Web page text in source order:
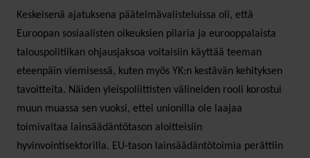
Keskeisenä ajatuksena päätelmävalisteluissa oli, että
Euroopan sosiaalisten oikeuksien pilaria ja eurooppalaista
talouspolitiikan ohjausjaksoa voitaisiin käyttää teeman
eteenpäin viemisessä, kuten myös YK:n kestävän kehityksen
tavoitteita. Näiden yleispoliittisten välineiden rooli korostui
muun muassa sen vuoksi, ettei unionilla ole laajaa
toimivaltaa lainsäädäntötason aloitteisiin
hyvinvointisektorilla. EU-tason lainsäädäntötoimia perättiin